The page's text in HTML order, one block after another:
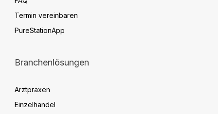
Termin vereinbaren
PureStationApp
Branchenlösungen
Arztpraxen
Einzelhandel